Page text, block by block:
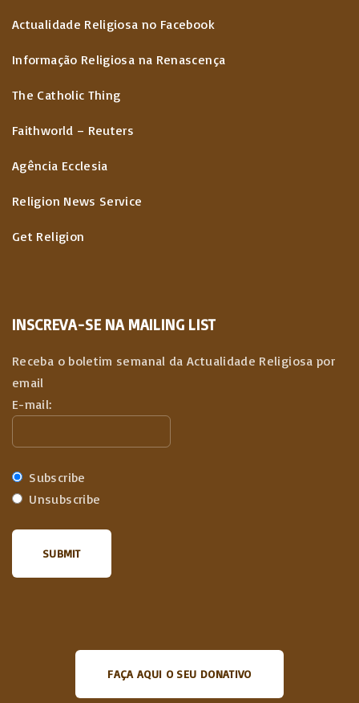
Actualidade Religiosa no Facebook
Informação Religiosa na Renascença
The Catholic Thing
Faithworld – Reuters
Agência Ecclesia
Religion News Service
Get Religion
INSCREVA-SE NA MAILING LIST
Receba o boletim semanal da Actualidade Religiosa por
email
E-mail:
Subscribe
Unsubscribe
FAÇA AQUI O SEU DONATIVO